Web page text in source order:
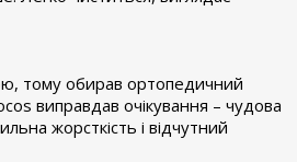
тому обирав ортопедичний
виправдав очікування – чудова
жорсткість і відчутний